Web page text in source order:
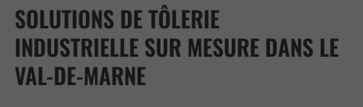
SOLUTIONS DE TÔLERIE
INDUSTRIELLE SUR MESURE DANS LE
VAL-DE-MARNE